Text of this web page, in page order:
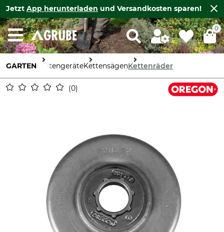
Jetzt App herunterladen und Versandkosten sparen!
0
GARTEN GartengeräteKettensägenKettenräder
0